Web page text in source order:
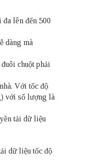
lên đến 500
dàng mà
chuột phải
Với tốc độ
với số lượng là
tải dữ liệu
dữ liệu tốc độ